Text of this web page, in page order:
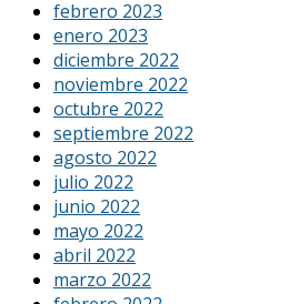
febrero 2023
enero 2023
diciembre 2022
noviembre 2022
octubre 2022
septiembre 2022
agosto 2022
julio 2022
junio 2022
mayo 2022
abril 2022
marzo 2022